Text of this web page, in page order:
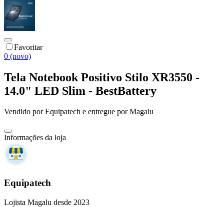
Favoritar
0 (novo)
Tela Notebook Positivo Stilo XR3550 -
14.0" LED Slim - BestBattery
Vendido porEquipatech e entregue por Magalu
Informações da loja
Equipatech
Lojista Magalu desde 2023